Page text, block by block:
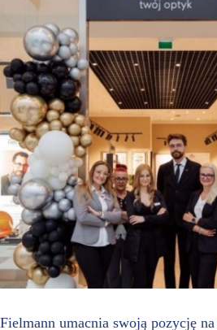
Fielmann umacnia swoją pozycję